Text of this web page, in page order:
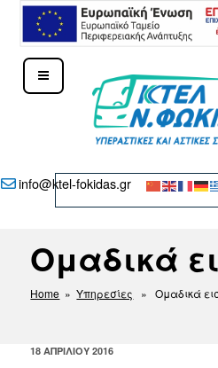
Μετάβαση
ΚΤΕΛ Ν.
info@ktel-fokidas.gr
Ομαδικά
Home »Υπηρεσίες » Ομαδικά
ΔΗΜΟΣΙΕΎΤΗΚΕ
18 ΑΠΡΙΛΊΟΥ 2016